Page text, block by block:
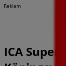
Reklam
ICA